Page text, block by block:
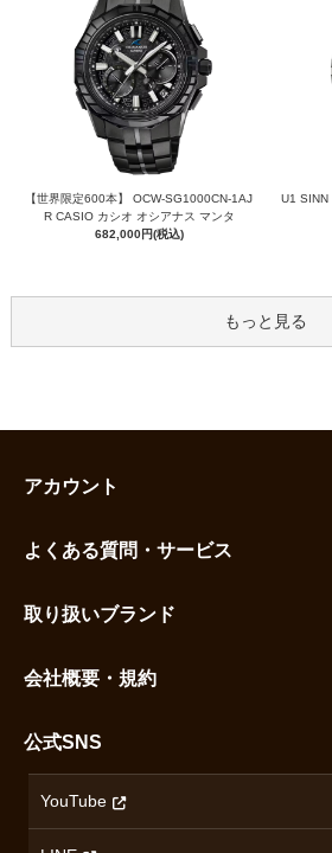
【世界限定600本】 OCW-SG1000CN-1AJ
R CASIO カシオ オシアナス マンタ
682,000円(税込)
U1 SINN
もっと見る
アカウント
お気に入りを見る
よくある質問・サービス
ご利用ガイド
配送・送料について
ハラダの保証とアフターサービス
取り扱いブランド
セイコー
カシオ
会社概要・規約
沿革
公式SNS
YouTube